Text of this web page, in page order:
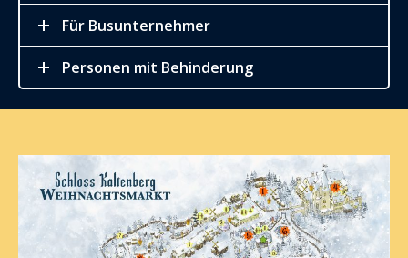
Für Busunternehmer
Personen mit Behinderung